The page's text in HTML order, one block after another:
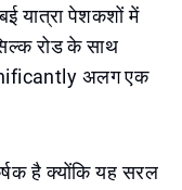
यात्रा पेशकशों में
रोड के साथ
अलग एक
है क्योंकि यह सरल